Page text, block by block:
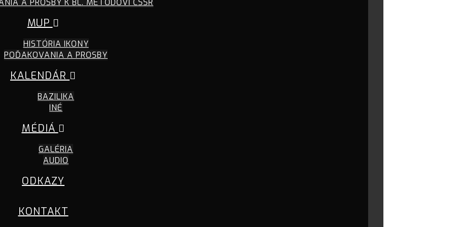
A PROSBY K BL. METODOVI CSSR
MUP
HISTÓRIA IKONY
POĎAKOVANIA A PROSBY
KALENDÁR
BAZILIKA
INÉ
MÉDIÁ
GALÉRIA
AUDIO
ODKAZY
KONTAKT